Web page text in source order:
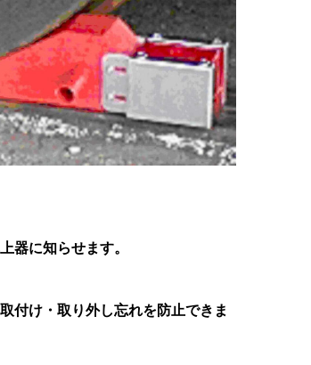
器に知らせます。
付け・取り外し忘れを防止できま